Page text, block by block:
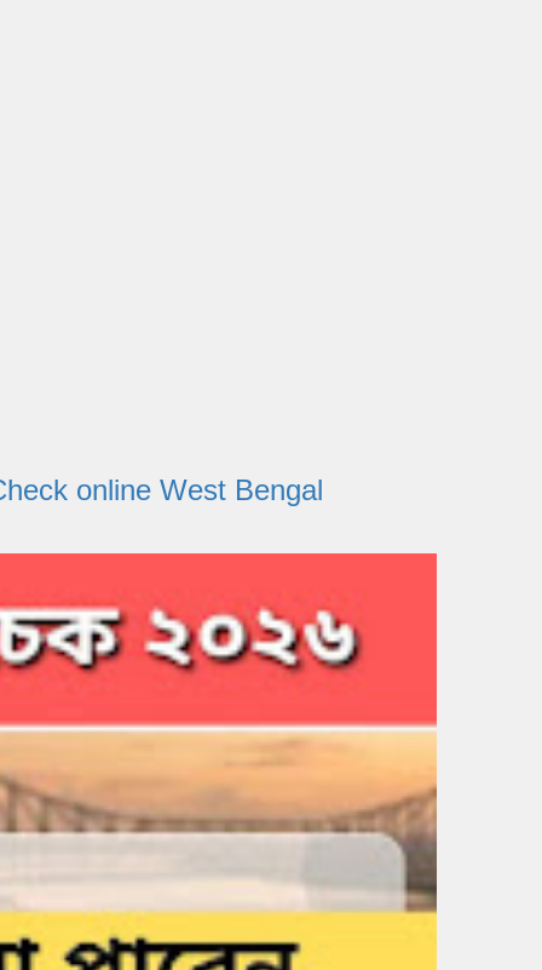
Check online West Bengal